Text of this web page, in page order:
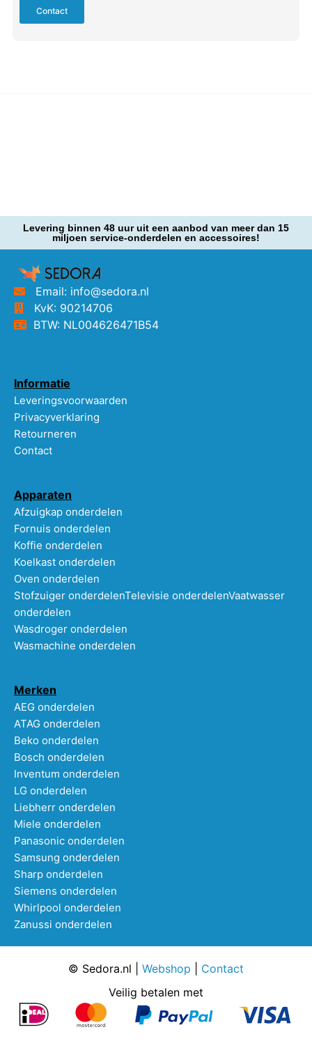
Contact
Levering binnen 48 uur uit een aanbod van meer dan 15
miljoen service-onderdelen en accessoires!
Email: info@sedora.nl
KvK: 90214706
BTW: NL004626471B54
Informatie
Leveringsvoorwaarden
Privacyverklaring
Retourneren
Contact
Apparaten
Afzuigkap onderdelen
Fornuis onderdelen
Koffie onderdelen
Koelkast onderdelen
Oven onderdelen
Stofzuiger onderdelenTelevisie onderdelenVaatwasser
onderdelen
Wasdroger onderdelen
Wasmachine onderdelen
Merken
AEG onderdelen
ATAG onderdelen
Beko onderdelen
Bosch onderdelen
Inventum onderdelen
LG onderdelen
Liebherr onderdelen
Miele onderdelen
Panasonic onderdelen
Samsung onderdelen
Sharp onderdelen
Siemens onderdelen
Whirlpool onderdelen
Zanussi onderdelen
© Sedora.nl | Webshop
Contact
Veilig betalen met